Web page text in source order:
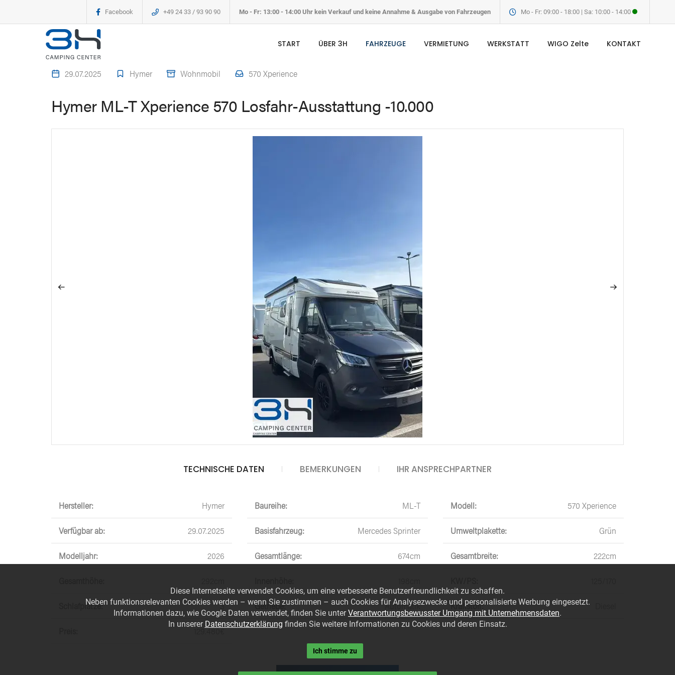
Facebook +49 24 33 / 93 90 90 Mo - Fr: 13:00 - 14:00 Uhr kein Verkauf und keine Annahme & Ausgabe von Fahrzeugen Mo - Fr: 09:00 - 18:00 | Sa: 10:00 - 14:00
START ÜBER 3H FAHRZEUGE VERMIETUNG WERKSTATT WIGO Zelte KONTAKT
29.07.2025 Hymer Wohnmobil 570 Xperience
Hymer ML-T Xperience 570 Losfahr-Ausstattung -10.000
TECHNISCHE DATEN BEMERKUNGEN IHR ANSPRECHPARTNER
Hersteller: Hymer Baureihe: ML-T Modell: 570 Xperience
Verfügbar ab: 29.07.2025 Basisfahrzeug: Mercedes Sprinter Umweltplakette: Grün
Modelljahr: 2026 Gesamtlänge: 674cm Gesamtbreite: 222cm
Schlafplätze: 3 Getriebe: Automatik Kraftstoff:
129.480€
MOBIL SEIN
3H
UNSERE MARKEN
Diese Internetseite verwendet Cookies, um eine verbesserte Benutzerfreundlichkeit zu schaffen.
Neben funktionsrelevanten Cookies werden – wenn Sie zustimmen – auch Cookies für Analysezwecke und personalisierte Werbung eingesetzt.
Informationen dazu, wie Google Daten verwendet, finden Sie unterVerantwortungsbewusster Umgang mit Unternehmensdaten.
In unserer Datenschutzerklärung finden Sie weitere Informationen zu Cookies und deren Einsatz.
Ich stimme zu